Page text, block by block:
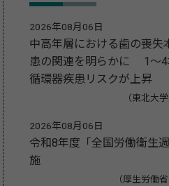
2026年08月06日
中高年層における歯の喪失
患の関連を明らかに 1～4
循環器疾患リスクが上昇
（東北大
2026年08月06日
令和8年度「全国労働衛生
施
（厚生労働